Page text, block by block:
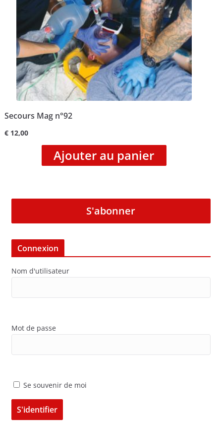
Secours Mag n°92
€12,00
Ajouter au panier
S'abonner
Connexion
Nom d'utilisateur
Mot de passe
Se souvenir de moi